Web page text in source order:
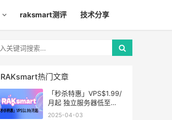
raksmart测评 技术分享
RAKsmart热门文章
「秒杀特惠」VPS$1.99/
月起 独立服务器低至
$49/月起
2025-04-03